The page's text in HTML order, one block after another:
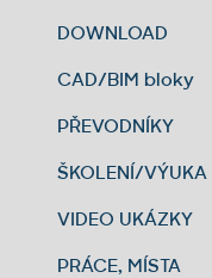
DOWNLOAD
CAD/BIM bloky
PŘEVODNÍKY
ŠKOLENÍ/VÝUKA
VIDEO UKÁZKY
PRÁCE, MÍSTA